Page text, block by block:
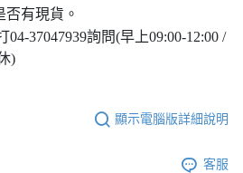
有現貨。
37047939詢問(早上09:00-12:00 /
)
顯示電腦版詳細說明
客服